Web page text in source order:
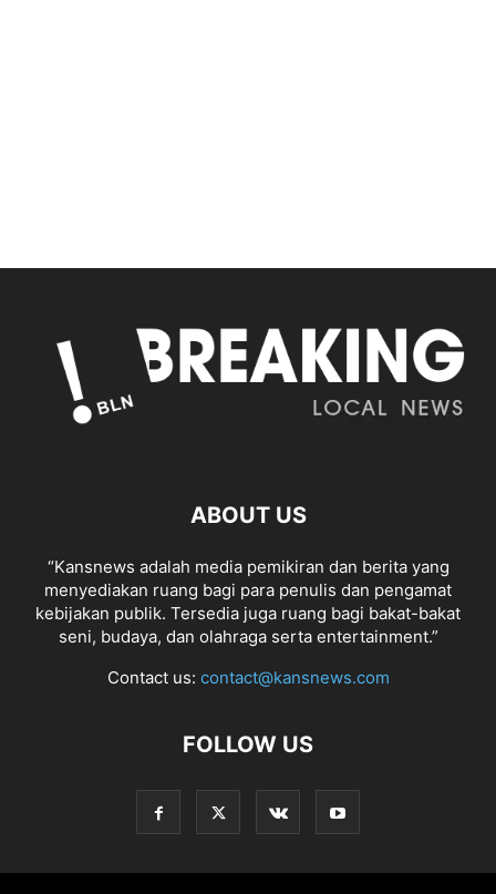
ABOUT US
“Kansnews adalah media pemikiran dan berita yang
menyediakan ruang bagi para penulis dan pengamat
kebijakan publik. Tersedia juga ruang bagi bakat-bakat
seni, budaya, dan olahraga serta entertainment.”
Contact us: contact@kansnews.com
FOLLOW US